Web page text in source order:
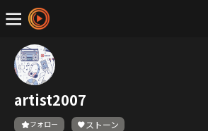
artist2007
フォロー ストーン